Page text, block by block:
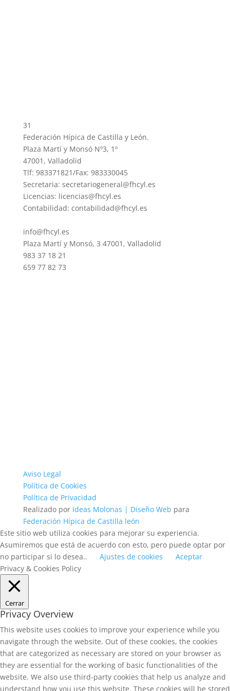
31
Federación Hípica de Castilla y León.
Plaza Martí y Monsó Nº3, 1º
47001, Valladolid
Tlf: 983371821/Fax: 983330045
Secretaria: secretariogeneral@fhcyl.es
Licencias: licencias@fhcyl.es
Contabilidad: contabilidad@fhcyl.es
info@fhcyl.es
Plaza Martí y Monsó, 3 47001, Valladolid
983 37 18 21
659 77 82 73
Aviso Legal
Política de Cookies
Política de Privacidad
Realizado por Ideas Molonas | Diseño Web para
Federación Hípica de Castilla león
Este sitio web utiliza cookies para mejorar su experiencia.
Asumiremos que está de acuerdo con esto, pero puede optar por
no participar si lo desea..
Ajustes de cookies
Aceptar
Privacy & Cookies Policy
Cerrar
Privacy Overview
This website uses cookies to improve your experience while you
navigate through the website. Out of these cookies, the cookies
that are categorized as necessary are stored on your browser as
they are essential for the working of basic functionalities of the
website. We also use third-party cookies that help us analyze and
understand how you use this website. These cookies will be stored